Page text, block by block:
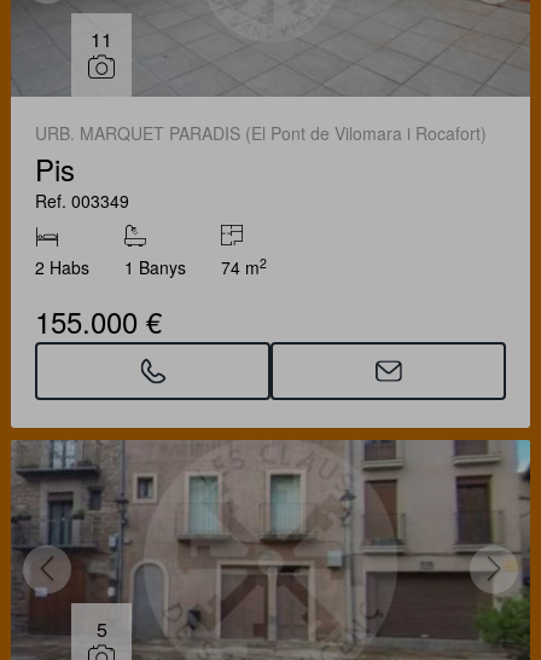
11
URB. MARQUET PARADIS (El Pont de Vilomara i Rocafort)
Pis
Ref. 003349
2 Habs 1 Banys 74 m2
155.000 €
5